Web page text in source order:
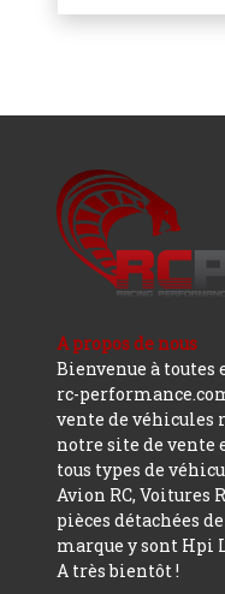
A propos de nous
Bienvenue à toutes
rc-
vente de véhicules
notre site de vente
tous types de
Avion RC, Voitures
pièces détachées
marque y sont Hpi
A très bientôt !